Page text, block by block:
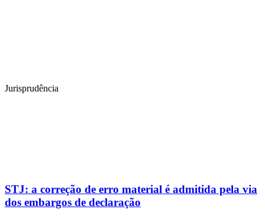
Jurisprudência
STJ: a correção de erro material é admitida pela via
dos embargos de declaração